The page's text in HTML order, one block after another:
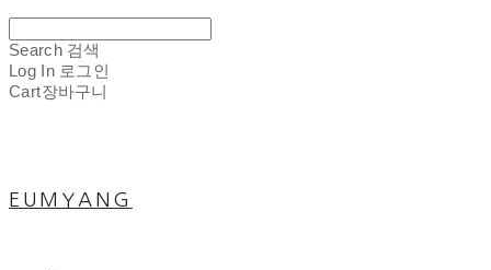
Search 검색
Log In 로그인
Cart장바구니
EUMYANG